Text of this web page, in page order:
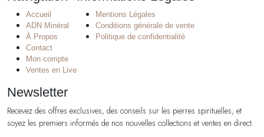
Accueil
ADN Minéral
À Propos
Contact
Mon compte
Ventes en Live
Mentions Légales
Conditions générale de vente
Politique de confidentialité
Newsletter
Recevez des offres exclusives, des conseils sur les pierres spirituelles, et
soyez les premiers informés de nos nouvelles collections et ventes en direct.